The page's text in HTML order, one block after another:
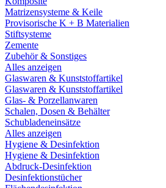
Matrizensysteme & Keile
Provisorische K + B Materialien
Stiftsysteme
Zemente
Zubehör & Sonstiges
Alles anzeigen
Glaswaren & Kunststoffartikel
Glaswaren & Kunststoffartikel
Glas- & Porzellanwaren
Schalen, Dosen & Behälter
Schubladeneinsätze
Alles anzeigen
Hygiene & Desinfektion
Hygiene & Desinfektion
Abdruck-Desinfektion
Desinfektionstücher